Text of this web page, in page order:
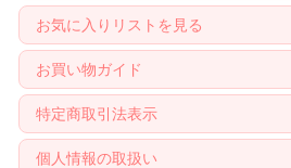
お気に入りリストを見る
お買い物ガイド
特定商取引法表示
個人情報の取扱い